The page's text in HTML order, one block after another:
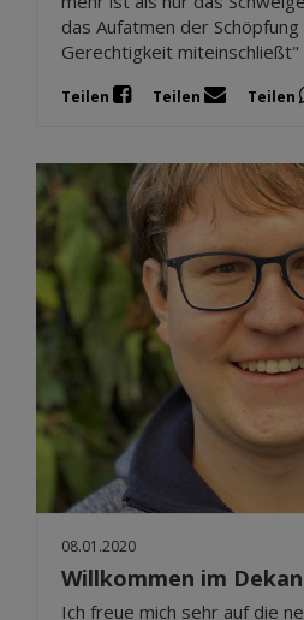
das Aufatmen der Schöpfung
Gerechtigkeit miteinschließt"
Teilen Teilen Teilen
08.01.2020
Willkommen im
Ich freue mich sehr auf die